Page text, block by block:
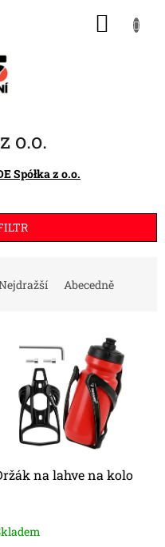
o.o.
Spółka z o.o.
Abecedně
na lahve na kolo